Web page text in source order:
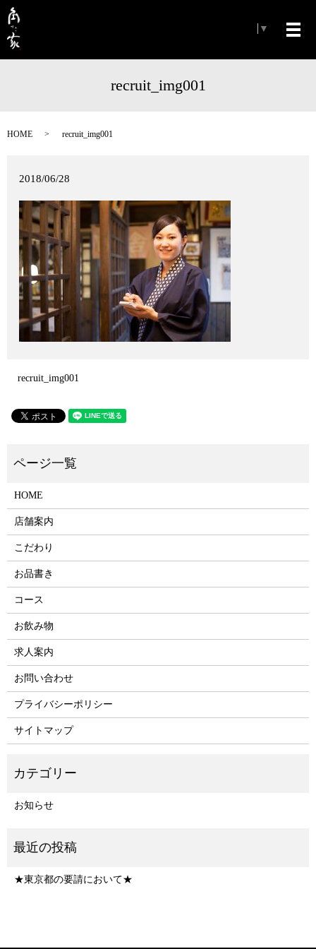
メ
▼
recruit_img001
HOME recruit_img001
2018/06/28
recruit_img001
HOME
店舗案内
こだわり
お品書き
コース
お飲み物
求人案内
お問い合わせ
プライバシーポリシー
サイトマップ
お知らせ
★東京都の要請において★